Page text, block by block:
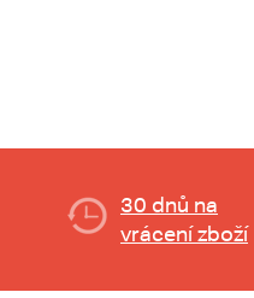
30 dnů na
vrácení zboží